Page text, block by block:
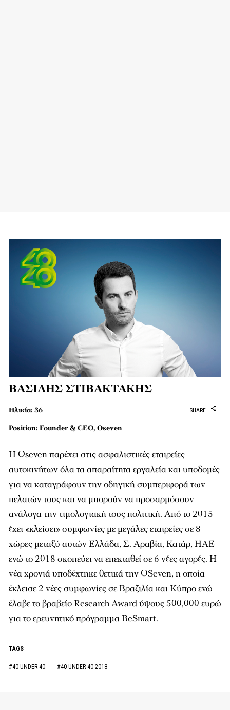
ΒΑΣΙΛΗΣ ΣΤΙΒΑΚΤΑΚΗΣ
SHARE
Ηλικία: 36
Position: Founder & CEO, Oseven
Η Oseven παρέχει στις ασφαλιστικές εταιρείες
αυτοκινήτων όλα τα απαραίτητα εργαλεία και υποδομές
για να καταγράφουν την οδηγική συμπεριφορά των
πελατών τους και να μπορούν να προσαρμόσουν
ανάλογα την τιμολογιακή τους πολιτική. Από το 2015
έχει «κλείσει» συμφωνίες με μεγάλες εταιρείες σε 8
χώρες μεταξύ αυτών Ελλάδα, Σ. Αραβία, Κατάρ, ΗΑΕ
ενώ το 2018 σκοπεύει να επεκταθεί σε 6 νέες αγορές. Η
νέα χρονιά υποδέχτηκε θετικά την OSeven, η οποία
έκλεισε 2 νέες συμφωνίες σε Βραζιλία και Κύπρο ενώ
έλαβε το βραβείο Research Award ύψους 500,000 ευρώ
για το ερευνητικό πρόγραμμα BeSmart.
TAGS
#40 UNDER 40 #40 UNDER 40 2018